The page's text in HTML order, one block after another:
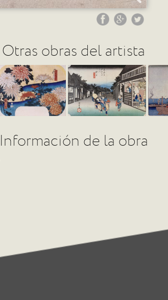
Otras obras del artista
Información de la obra